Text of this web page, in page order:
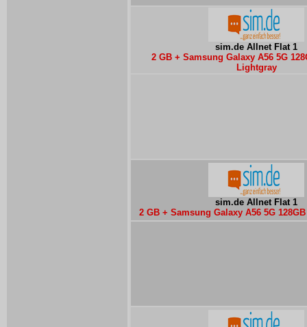
sim.de Allnet Flat 1
2 GB + Samsung Galaxy A56 5G
Lightgray
sim.de Allnet Flat 1
2 GB + Samsung Galaxy A56 5G